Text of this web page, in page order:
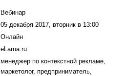
Вебинар
05 декабря 2017, вторник в 13:00
Онлайн
eLama.ru
менеджер по контекстной рекламе,
маркетолог, предприниматель,